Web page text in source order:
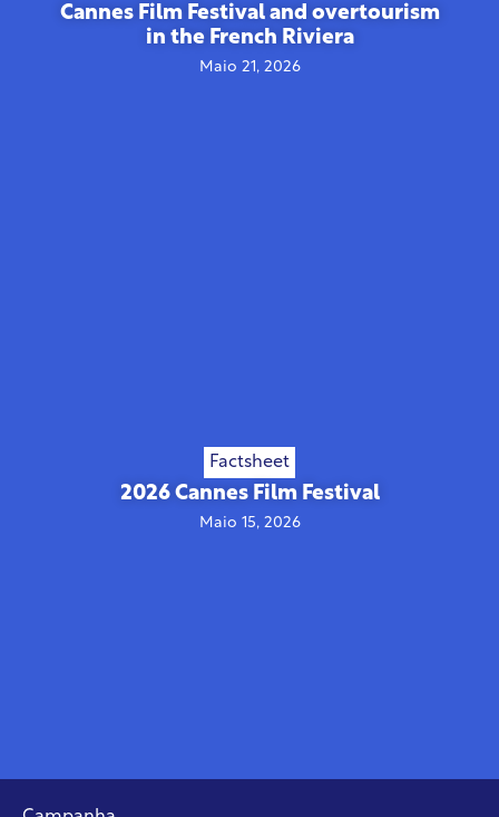
Cannes Film Festival and overtourism
in the French Riviera
Maio 21, 2026
Factsheet
2026 Cannes Film Festival
Maio 15, 2026